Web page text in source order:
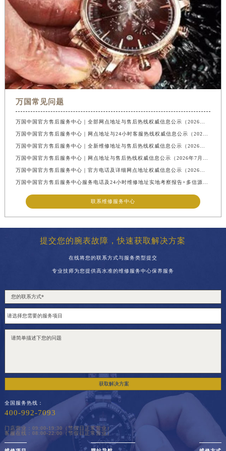
万国常见问题
联系维修服务中心
提交您的腕表故障，快速获取解决方案
在线将您的联系方式与服务类型提交
专业技师为您提供高水准的维修服务中心保养服务
获取解决方案
全国服务热线：
400-992-7093
门店营业：09:00-19:30（节假日正常营业）
客服在线：08:00-22:00（节假日正常营业）